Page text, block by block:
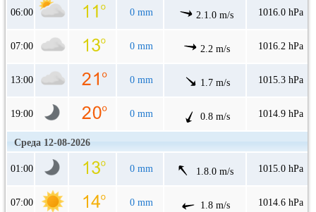
06:00 0 mm 2.1.0 m/s 1016.0 hPa
07:00 0 mm 2.2 m/s 1016.2 hPa
13:00 0 mm 1.7 m/s 1015.3 hPa
19:00 0 mm 0.8 m/s 1014.9 hPa
Среда 12-08-2026
01:00 0 mm 1.8.0 m/s 1015.0 hPa
07:00 0 mm 1.8 m/s 1014.6 hPa